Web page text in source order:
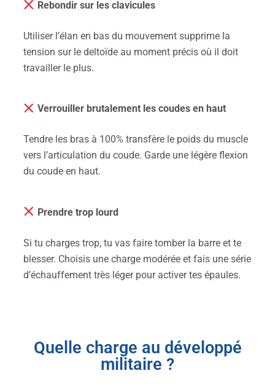
Rebondir sur les clavicules
Utiliser l’élan en bas du mouvement supprime la
tension sur le deltoïde au moment précis où il doit
travailler le plus.
Verrouiller brutalement les coudes en haut
Tendre les bras à 100% transfère le poids du muscle
vers l’articulation du coude. Garde une légère flexion
du coude en haut.
Prendre trop lourd
Si tu charges trop, tu vas faire tomber la barre et te
blesser. Choisis une charge modérée et fais une série
d’échauffement très léger pour activer tes épaules.
Quelle charge au développé
militaire ?